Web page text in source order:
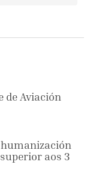
de Aviación
humanización
aos 3